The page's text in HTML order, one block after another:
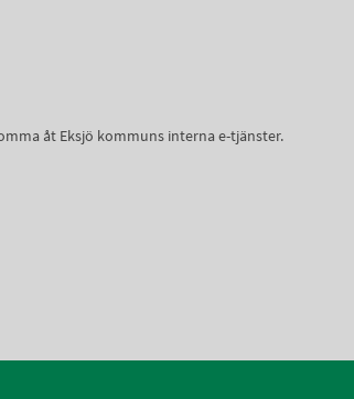
åt Eksjö kommuns interna e-tjänster.